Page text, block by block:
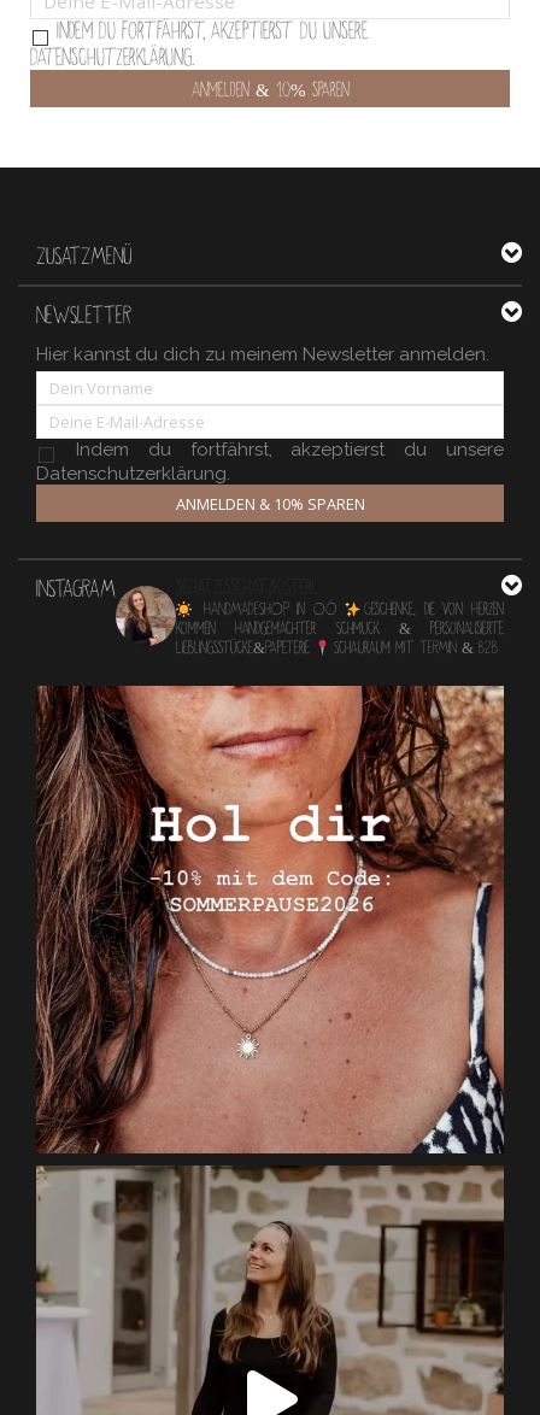
Indem Du fortfährst, akzeptierst Du unsere
Datenschutzerklärung.
ZUSATZMENÜ
NEWSLETTER
Hier kannst du dich zu meinem Newsletter anmelden.
Indem du fortfährst, akzeptierst du unsere
Datenschutzerklärung.
ANMELDEN & 10% SPAREN
INSTAGRAM
HANDMADESHOP in OÖ
Geschenke, die von Herzen
kommen Handgemachter Schmuck & personalisierte
Lieblingsstücke&Papeterie
Schauraum mit TERMIN & B2B